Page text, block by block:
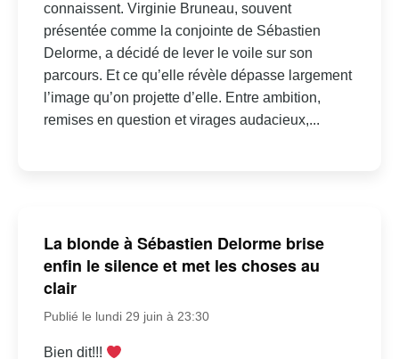
connaissent. Virginie Bruneau, souvent
présentée comme la conjointe de Sébastien
Delorme, a décidé de lever le voile sur son
parcours. Et ce qu’elle révèle dépasse largement
l’image qu’on projette d’elle. Entre ambition,
remises en question et virages audacieux,...
La blonde à Sébastien Delorme brise
enfin le silence et met les choses au
clair
Publié le lundi 29 juin à 23:30
Bien dit!!!